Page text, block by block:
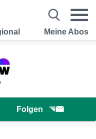
Meine Abos
Folgen